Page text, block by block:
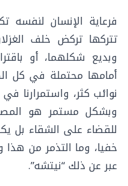
فرعاية الإنسان لنفسه
تتركها تركض خلف
وبديع شكلهما، أو
أمامها محتملة في كل
نوائب كثر، واستمرارنا
وبشكل مستمر هو
للقضاء على الشقاء بل
خفيا، وما التذمر من
عبر عن ذلك “نيتشه”.